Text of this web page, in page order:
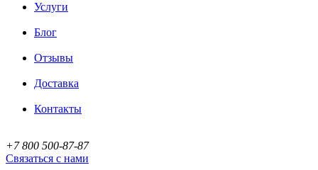
Услуги
Блог
Отзывы
Доставка
Контакты
+7 800 500-87-87
Связаться с нами